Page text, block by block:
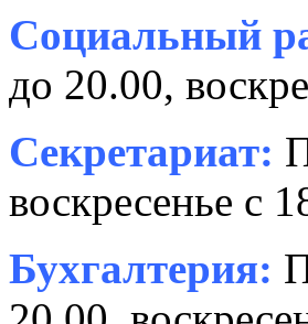
Социальный
до 20.00,
Секретариат:
воскресенье с
Бухгалтерия: